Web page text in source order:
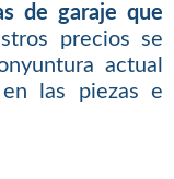
de garaje que
precios se
actual
las piezas e